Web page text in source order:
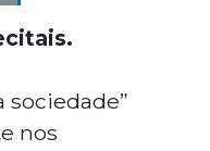
sociedade”
nos